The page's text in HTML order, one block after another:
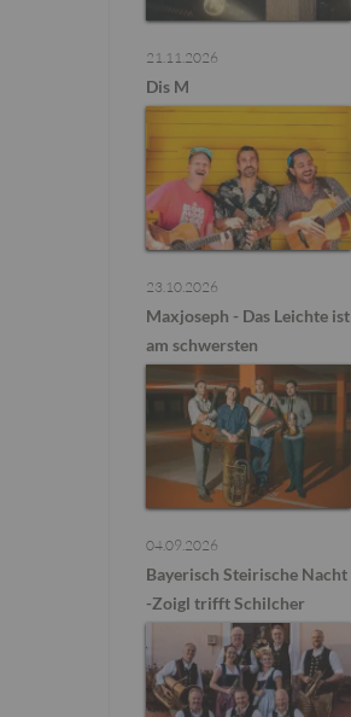
21.11.2026
Dis M
23.10.2026
Maxjoseph - Das Leichte ist
am schwersten
04.09.2026
Bayerisch Steirische Nacht
-Zoigl trifft Schilcher